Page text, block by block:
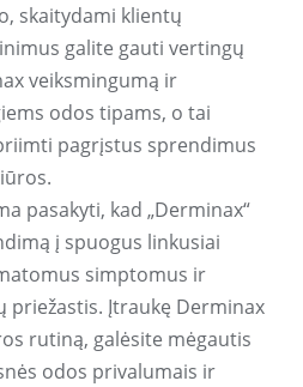
skaitydami klientų
galite gauti vertingų
veiksmingumą ir
odos tipams, o tai
pagrįstus sprendimus
pasakyti, kad „Derminax“
į spuogus linkusiai
simptomus ir
priežastis. Įtraukę Derminax
rutiną, galėsite mėgautis
odos privalumais ir